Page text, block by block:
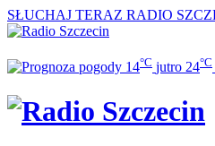
SŁUCHAJ TERAZ RADIO
14°C jutro 24°C